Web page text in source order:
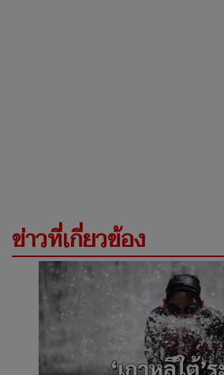
ข่าวที่เกี่ยวข้อง